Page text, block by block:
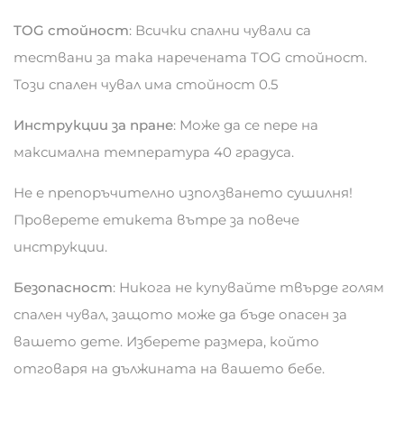
TOG стойност: Всички спални чували са
тествани за така наречената TOG стойност.
Този спален чувал има стойност 0.5
Инструкции за пране: Може да се пере на
максимална температура 40 градуса.
Не е препоръчително използването сушилня!
Проверете етикета вътре за повече
инструкции.
Безопасност: Никога не купувайте твърде голям
спален чувал, защото може да бъде опасен за
вашето дете. Изберете размера, който
отговаря на дължината на вашето бебе.